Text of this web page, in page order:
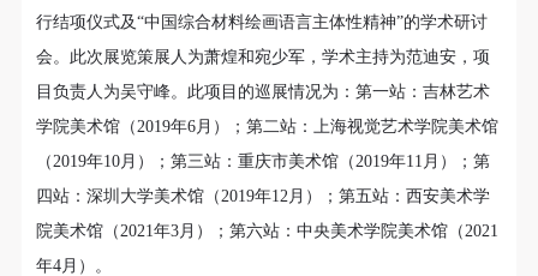
国家艺术基金2019年度传播交流推广资助项目
周而复始——综合材料绘画学术邀请展
（北京站）
行结项仪式及“中国综合材料绘画语言主体性精神”的学术研讨
会。此次展览策展人为萧煌和宛少军，学术主持为范迪安，项
目负责人为吴守峰。此项目的巡展情况为：第一站：吉林艺术
学院美术馆（2019年6月）；第二站：上海视觉艺术学院美术馆
（2019年10月）；第三站：重庆市美术馆（2019年11月）；第
四站：深圳大学美术馆（2019年12月）；第五站：西安美术学
院美术馆（2021年3月）；第六站：中央美术学院美术馆（2021
年4月）。
手机号码
发送验证码
手机号码将作为您的登录账号
验证码
登录
地、空间、艺术品、衍生品等受到不同程度的损失、
破坏。活动中任何非事故当事人及美术馆将不承担相
应的责任与损失，应由参与活动者根据相应的法律条
文、组织规定进行协商和赔偿。并追究相应的法律责
任和经济责任。
第六条
参与活动者在参与活动时应当在美术馆工作人员及活
动导师、教师指导下进行，并正确的使用活动中所涉
地、空间、艺术品、衍生品等受到不同程度的损失、
破坏。活动中任何非事故当事人及美术馆将不承担相
应的责任与损失，应由参与活动者根据相应的法律条
文、组织规定进行协商和赔偿。并追究相应的法律责
任和经济责任。
第六条
参与活动者在参与活动时应当在美术馆工作人员及活
动导师、教师指导下进行，并正确的使用活动中所涉
地、空间、艺术品、衍生品等受到不同程度的损失、
破坏。活动中任何非事故当事人及美术馆将不承担相
应的责任与损失，应由参与活动者根据相应的法律条
文、组织规定进行协商和赔偿。并追究相应的法律责
任和经济责任。
第六条
参与活动者在参与活动时应当在美术馆工作人员及活
动导师、教师指导下进行，并正确的使用活动中所涉